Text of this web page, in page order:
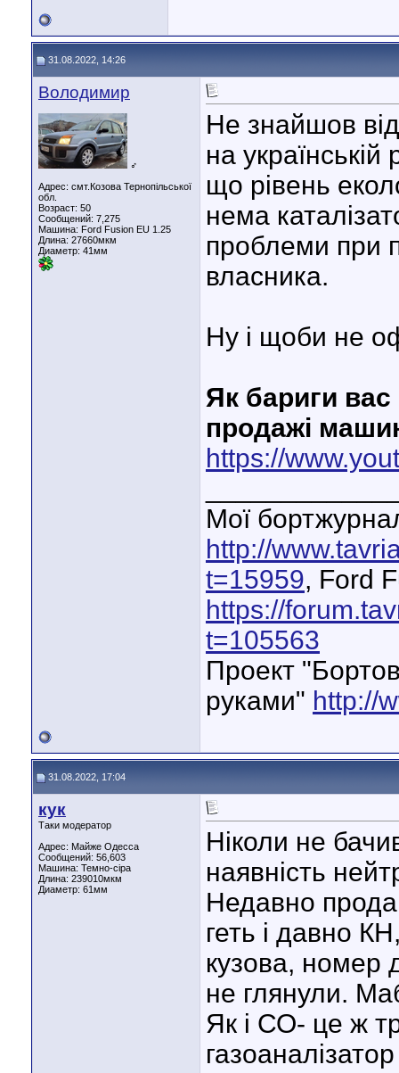
31.08.2022, 14:26
Володимир
♂
Адрес: смт.Козова Тернопільської
обл.
Возраст: 50
Сообщений: 7,275
Машина: Ford Fusion EU 1.25
Длина: 27660мкм
Диаметр: 41мм
Не знайшов
на українській
що рівень
нема
проблеми при
власника.
Ну і щоби не
Як бариги
продажі
https://
Мої
http://
t=15959, Ford
https://
t=105563
Проект
руками" http://
31.08.2022, 17:04
кук
Таки модератор
Адрес: Майже Одесса
Сообщений: 56,603
Машина: Темно-сіра
Длина: 239010мкм
Диаметр: 61мм
Ніколи не
наявність
Недавно
геть і давно
кузова, номер
не глянули.
Як і СО- це ж